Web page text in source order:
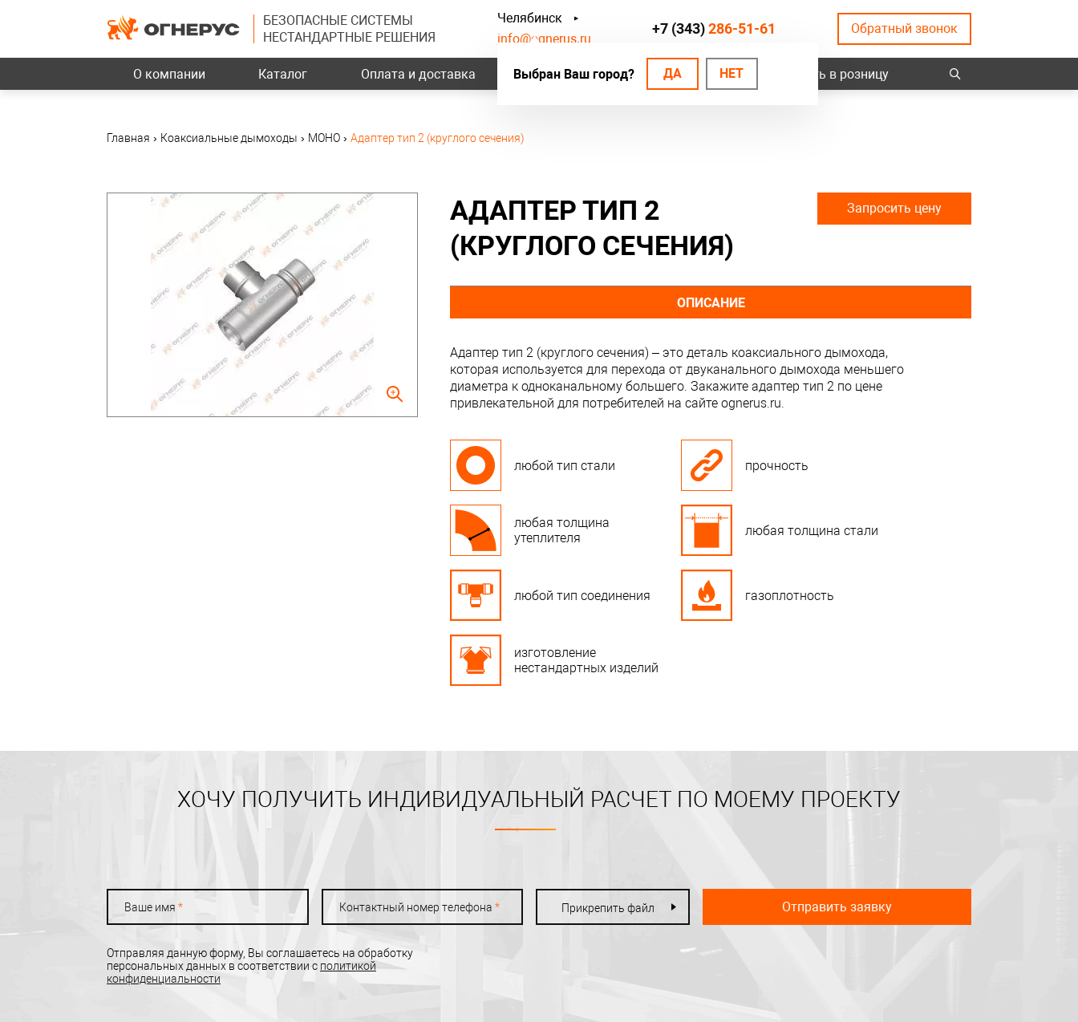
БЕЗОПАСНЫЕ СИСТЕМЫ
НЕСТАНДАРТНЫЕ РЕШЕНИЯ
Челябинск
Выбран Ваш город? ДА НЕТ
info@ognerus.ru
+7 (343)286-51-61 Обратный звонок
О компании Каталог Оплата и доставка Наши объекты Контакты Купить в розницу
Главная › Коаксиальные дымоходы › МОНО › Адаптер тип 2 (круглого сечения)
АДАПТЕР ТИП 2
(КРУГЛОГО СЕЧЕНИЯ)
Запросить цену
ОПИСАНИЕ
Адаптер тип 2 (круглого сечения) – это деталь коаксиального дымохода,
которая используется для перехода от двуканального дымохода меньшего
диаметра к одноканальному большего. Закажите адаптер тип 2 по цене
привлекательной для потребителей на сайте ognerus.ru.
любой тип стали прочность
любая толщина
утеплителя
любая толщина стали
любой тип соединения газоплотность
изготовление
нестандартных изделий
ХОЧУ ПОЛУЧИТЬ ИНДИВИДУАЛЬНЫЙ РАСЧЕТ ПО МОЕМУ ПРОЕКТУ
Ваше имя * Контактный номер телефона * Прикрепить файл Отправить заявку
Отправляя данную форму, Вы соглашаетесь на обработку
персональных данных в соответствии с политикой
конфиденциальности